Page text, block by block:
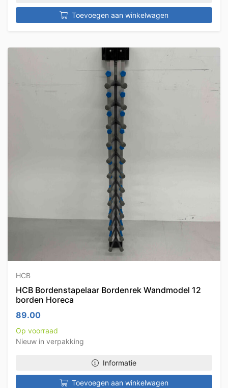
Toevoegen aan winkelwagen
HCB
HCB Bordenstapelaar Bordenrek Wandmodel 12
borden Horeca
89.00
Op voorraad
Nieuw in verpakking
Informatie
Toevoegen aan winkelwagen